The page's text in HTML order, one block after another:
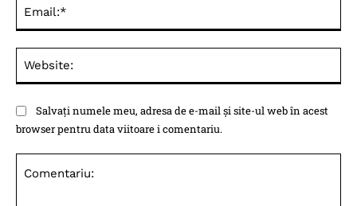
Salvați numele meu, adresa de e-mail și site-ul web în acest
browser pentru data viitoare i comentariu.